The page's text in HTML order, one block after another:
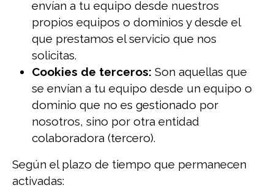
envían a tu equipo desde nuestros
propios equipos o dominios y desde el
que prestamos el servicio que nos
solicitas.
Cookies de terceros: Son aquellas que
se envían a tu equipo desde un equipo o
dominio que no es gestionado por
nosotros, sino por otra entidad
colaboradora (tercero).
Según el plazo de tiempo que permanecen
activadas: